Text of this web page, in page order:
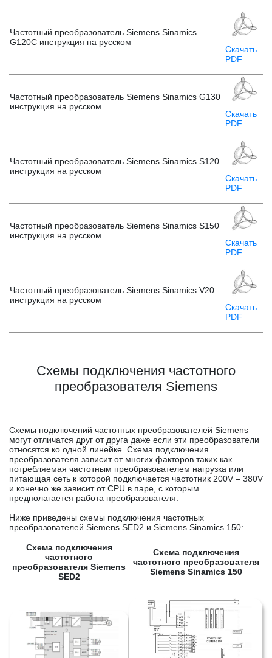
Частотный преобразователь Siemens Sinamics
G120C инструкция на русском
Скачать
PDF
Частотный преобразователь Siemens Sinamics G130
инструкция на русском
Скачать
PDF
Частотный преобразователь Siemens Sinamics S120
инструкция на русском
Скачать
PDF
Частотный преобразователь Siemens Sinamics S150
инструкция на русском
Скачать
PDF
Частотный преобразователь Siemens Sinamics V20
инструкция на русском
Скачать
PDF
Схемы подключения частотного
преобразователя Siemens
Схемы подключений частотных преобразователей Siemens
могут отличатся друг от друга даже если эти преобразователи
относятся ко одной линейке. Схема подключения
преобразователя зависит от многих факторов таких как
потребляемая частотным преобразователем нагрузка или
питающая сеть к которой подключается частотник 200V – 380V
и конечно же зависит от CPU в паре, с которым
предполагается работа преобразователя.
Ниже приведены схемы подключения частотных
преобразователей Siemens SED2 и Siemens Sinamics 150:
Схема подключения
частотного
преобразователя Siemens
SED2
Схема подключения
частотного преобразователя
Siemens Sinamics 150